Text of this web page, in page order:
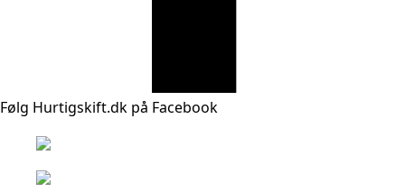
Følg Hurtigskift.dk på Facebook